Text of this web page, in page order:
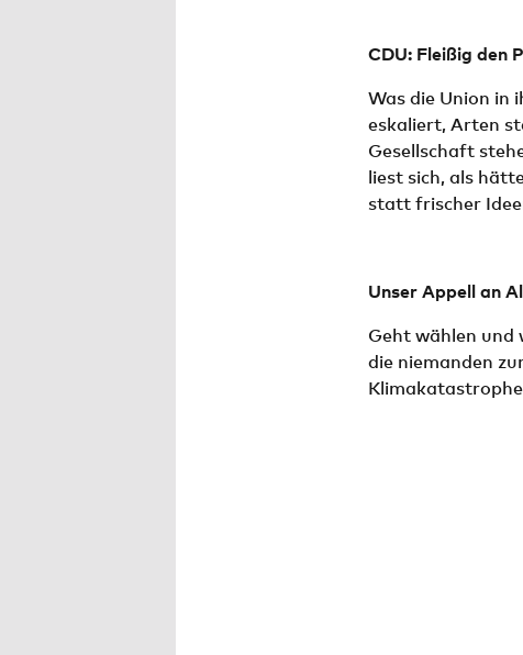
CDU: Fleißig den
Was die Union in
eskaliert, Arten
Gesellschaft
liest sich, als
statt frischer
Unser Appell an
Geht wählen und
die niemanden